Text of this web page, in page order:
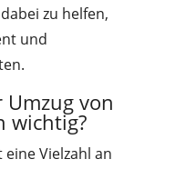
zu helfen,
und
von
wichtig?
Vielzahl an